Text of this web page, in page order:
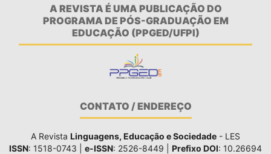
A REVISTA É UMA PUBLICAÇÃO DO
PROGRAMA DE PÓS-GRADUAÇÃO EM
EDUCAÇÃO (PPGED/UFPI)
CONTATO / ENDEREÇO
A Revista Linguagens, Educação e Sociedade - LES
ISSN: 1518-0743 | e-ISSN: 2526-8449 | Prefixo DOI: 10.26694